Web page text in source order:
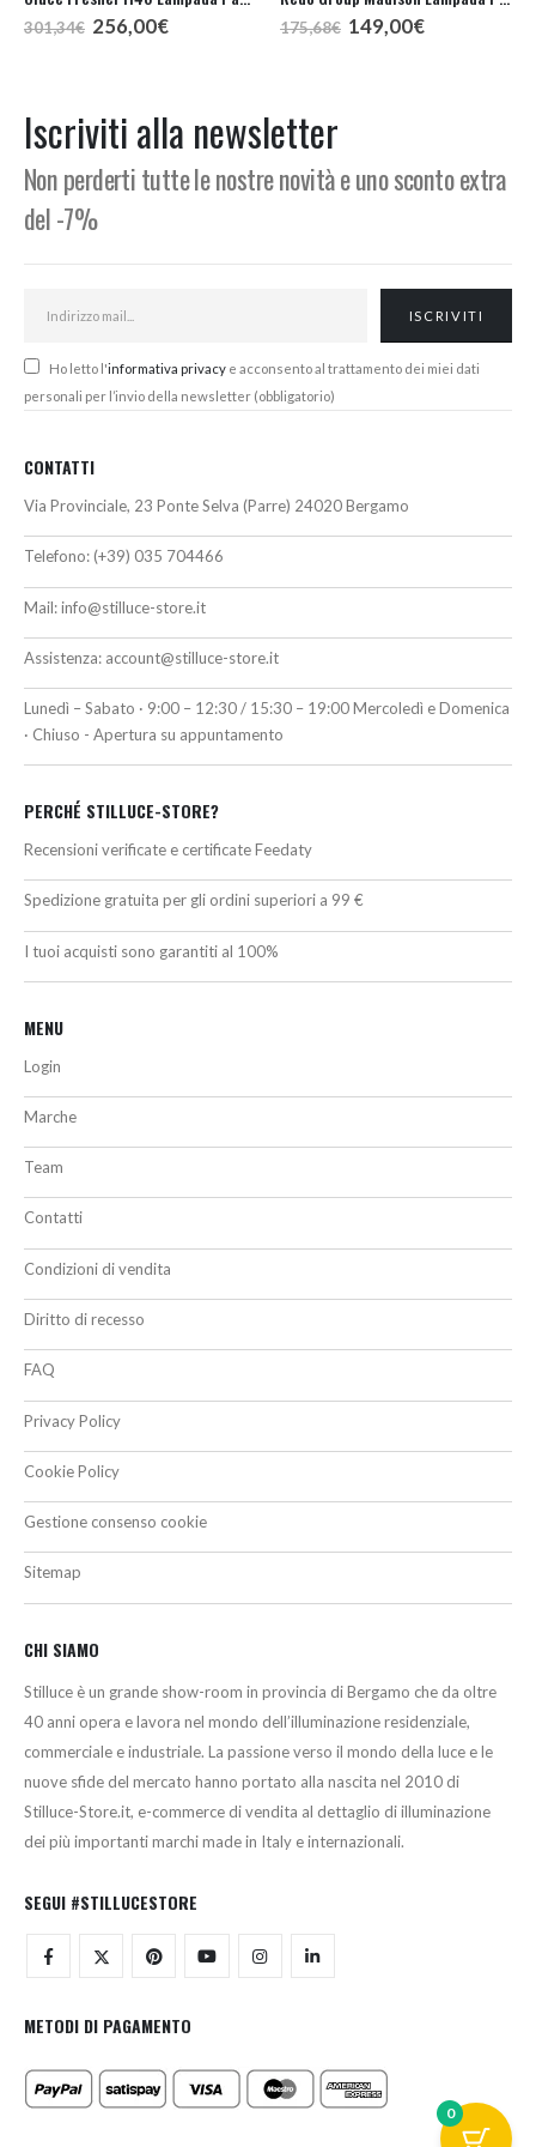
301,34€ Il
prezzo
256,00€Il
175,68€ Il
prezzo
149,00€Il
Iscriviti alla newsletter
Non perderti tutte le nostre novità e uno sconto extra
del -7%
Ho letto l'informativa privacy e acconsento al trattamento dei miei dati
personali per l’invio della newsletter (obbligatorio)
CONTATTI
Via Provinciale, 23 Ponte Selva (Parre) 24020 Bergamo
Telefono: (+39) 035 704466
Mail:info@stilluce-store.it
Assistenza: account@stilluce-store.it
Lunedì – Sabato · 9:00 – 12:30 / 15:30 – 19:00 Mercoledì e Domenica
· Chiuso - Apertura su appuntamento
PERCHÉ STILLUCE-STORE?
Recensioni verificate e certificate Feedaty
Spedizione gratuita per gli ordini superiori a 99 €
I tuoi acquisti sono garantiti al 100%
MENU
Login
Marche
Team
Contatti
Condizioni di vendita
Diritto di recesso
FAQ
Privacy Policy
Cookie Policy
Gestione consenso cookie
Sitemap
CHI SIAMO
Stilluce è un grande show-room in provincia di Bergamo che da oltre
40 anni opera e lavora nel mondo dell’illuminazione residenziale,
commerciale e industriale. La passione verso il mondo della luce e le
nuove sfide del mercato hanno portato alla nascita nel 2010 di
Stilluce-Store.it, e-commerce di vendita al dettaglio di illuminazione
dei più importanti marchi made in Italy e internazionali.
SEGUI #STILLUCESTORE
METODI DI PAGAMENTO
0